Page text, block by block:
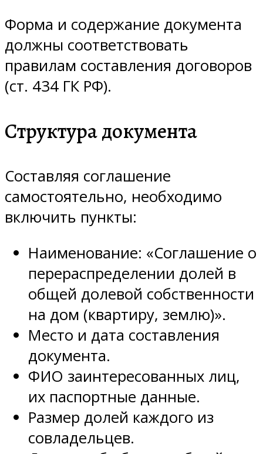
Форма и содержание документа
должны соответствовать
правилам составления договоров
(ст. 434 ГК РФ).
Структура документа
Составляя соглашение
самостоятельно, необходимо
включить пункты:
Наименование: «Соглашение о
перераспределении долей в
общей долевой собственности
на дом (квартиру, землю)».
Место и дата составления
документа.
ФИО заинтересованных лиц,
их паспортные данные.
Размер долей каждого из
совладельцев.